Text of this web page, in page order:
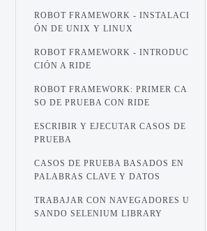
ROBOT FRAMEWORK - INSTALACI
ÓN DE UNIX Y LINUX
ROBOT FRAMEWORK - INTRODUC
CIÓN A RIDE
ROBOT FRAMEWORK: PRIMER CA
SO DE PRUEBA CON RIDE
ESCRIBIR Y EJECUTAR CASOS DE
PRUEBA
CASOS DE PRUEBA BASADOS ​​EN
PALABRAS CLAVE Y DATOS
TRABAJAR CON NAVEGADORES U
SANDO SELENIUM LIBRARY